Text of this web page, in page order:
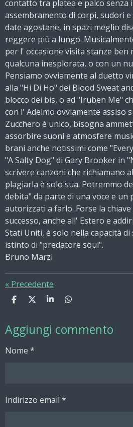
contatto tra platea e palco senza
assembramento di corpi, sudori
date agostane, in spazi meglio
reggere più a lungo.
per l' occasione visita stanze ben
qualcuna inesplorata, o con un
Pensiamo ovviamente al duetto
alla "Hi Di Ho" dei Blood Sweat
blocco dei bis, o ad "Iruben Me"
con l' Adelmo ovviamente assiso
Zucchero è unico, bisogna
assorbire suoni e atmosfere
brani anche notissimi come
"A Salty Dog" di Gary Brooker in
scrivere canzoni che richiamano
plagiarla è solo sua. Potremmo
debita" da parte di una voce e un
autorizzati a farlo. Forse la
successo, anche all' Estero e
Stati Uniti, è solo nella capacità
istinto di "predatore soul".
Bruno Marzi
« Precedente
C
d
i
i
C
d
i
i
C
d
i
C
d
i
Aggiungi commento
Nome *
Indirizzo email *